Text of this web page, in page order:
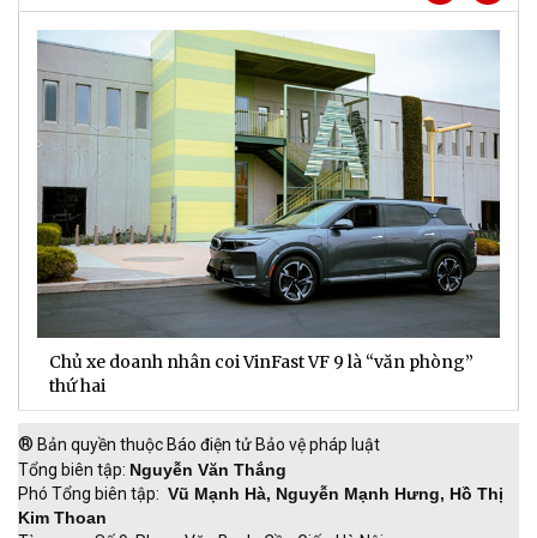
Chủ xe doanh nhân coi VinFast VF 9 là “văn phòng”
thứ hai
® Bản quyền thuộc Báo điện tử Bảo vệ pháp luật
Tổng biên tập: Nguyễn Văn Thắng
Phó Tổng biên tập: Vũ Mạnh Hà, Nguyễn Mạnh Hưng, Hồ Thị
Kim Thoan